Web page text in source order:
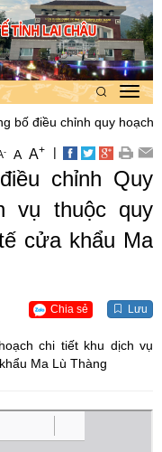
chỉnh quy hoạch phân
- A A+ |
chỉnh Quy
vụ thuộc quy
cửa khẩu Ma
Chia sẻ Lưu
chi tiết khu dịch vụ
Ma Lù Thàng